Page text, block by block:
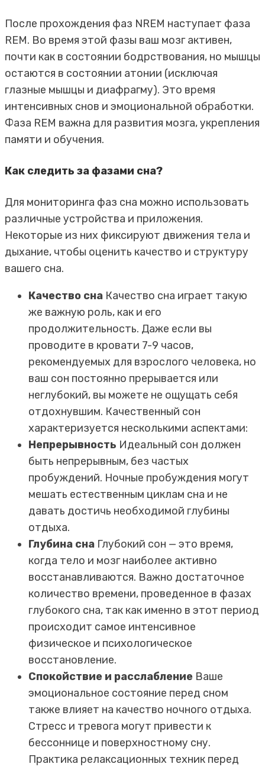
После прохождения фаз NREM наступает фаза
REM. Во время этой фазы ваш мозг активен,
почти как в состоянии бодрствования, но мышцы
остаются в состоянии атонии (исключая
глазные мышцы и диафрагму). Это время
интенсивных снов и эмоциональной обработки.
Фаза REM важна для развития мозга, укрепления
памяти и обучения.
Как следить за фазами сна?
Для мониторинга фаз сна можно использовать
различные устройства и приложения.
Некоторые из них фиксируют движения тела и
дыхание, чтобы оценить качество и структуру
вашего сна.
Качество сна Качество сна играет такую
же важную роль, как и его
продолжительность. Даже если вы
проводите в кровати 7-9 часов,
рекомендуемых для взрослого человека, но
ваш сон постоянно прерывается или
неглубокий, вы можете не ощущать себя
отдохнувшим. Качественный сон
характеризуется несколькими аспектами:
Непрерывность Идеальный сон должен
быть непрерывным, без частых
пробуждений. Ночные пробуждения могут
мешать естественным циклам сна и не
давать достичь необходимой глубины
отдыха.
Глубина сна Глубокий сон — это время,
когда тело и мозг наиболее активно
восстанавливаются. Важно достаточное
количество времени, проведенное в фазах
глубокого сна, так как именно в этот период
происходит самое интенсивное
физическое и психологическое
восстановление.
Спокойствие и расслабление Ваше
эмоциональное состояние перед сном
также влияет на качество ночного отдыха.
Стресс и тревога могут привести к
бессоннице и поверхностному сну.
Практика релаксационных техник перед